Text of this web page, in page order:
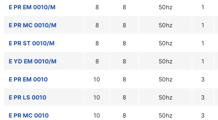
E PR EM 0010/M 8 8 50hz 1
E PR MC 0010/M 8 8 50hz 1
E PR ST 0010/M 8 8 50hz 1
E YD EM 0010/M 8 8 50hz 1
E PR EM 0010 10 8 50hz 3
E PR LS 0010 10 8 50hz 3
E PR MC 0010 10 8 50hz 3